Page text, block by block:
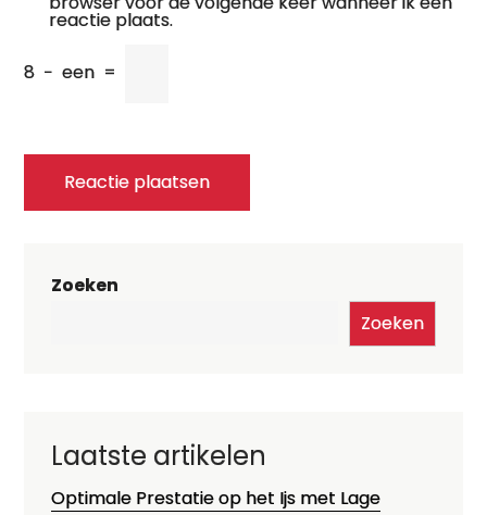
reactie plaats.
8 − een =
Zoeken
Zoeken
Laatste artikelen
Optimale Prestatie op het Ijs met Lage